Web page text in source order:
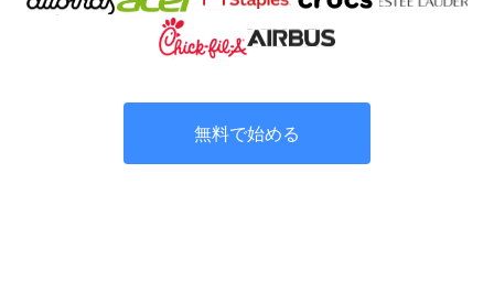
無料で始める